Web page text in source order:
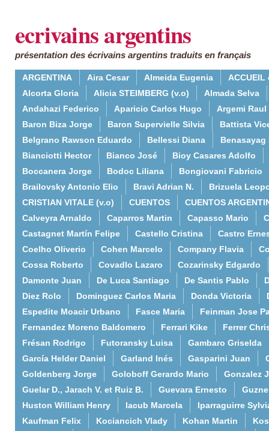
ecrivains argentins
présentation des écrivains argentins traduits en français
ARGENTINA Aira Cesar Almeida Eugenia
ACCUEIL
Alcorta Gloria
Alicia STEIMBERG (v.o)
Almada Selva
Andahazi Federico
Aparicio Carlos Hugo
Argemi Raul
Baron Biza Jorge
Baron Supervielle Silvia
Battista
Belgrano Rawson Eduardo
Bellessi Diana
Benasayag
Bianciotti Hector
Bianco José
Bioy Casares Adolfo
Boccanera Jorge
Bodoc Liliana
Bongiovani Fabricio
Brailovsky Antonio Elio
Bravi Adrian N.
Brizuela
CRISTIAN VITALE (v.o)
CUENTOS
CUENTOS
Calveyra Arnaldo
Caparros Martin Capasso Mario
Castagnet Martín Felipe
Castello Cristina
Castro
Coelho Oliverio
Cohen Marcelo Company Flavia
Cossa Roberto
Covadlo Lazaro
Cozarinsky Edgardo
Damonte Juan
De Luca Santiago De Santis Pablo
Diez Rolo
Dominguez Carlos Maria Donda Victoria
Espedite Moacir Urbano
Fasce Maria
Feinman Jose
Fernandez Moreno Baldomero
Ferrari Kike
Ferrer
Frésan Rodrigo
Futoransky Luisa
Gambaro Griselda
García Helder Daniel
Garland Inés Gasparini Juan
Goldenberg Jorge
Goloboff Gerardo Mario
Gonzalez
Guelar D., Jarach V. et Ruiz B.
Guevara Ernesto
Huston William Henry
Iacub Marcela
Iparraguirre
Kaufman Felix
Kociancich Vlady Kohan Martin